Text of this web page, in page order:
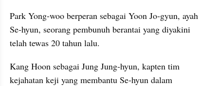
Park Yong‑woo berperan sebagai Yoon Jo‑gyun, ayah
Se‑hyun, seorang pembunuh berantai yang diyakini
telah tewas 20 tahun lalu.
Kang Hoon sebagai Jung Jung‑hyun, kapten tim
kejahatan keji yang membantu Se‑hyun dalam